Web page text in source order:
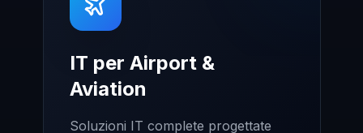
IT per Airport &
Aviation
Soluzioni IT complete progettate